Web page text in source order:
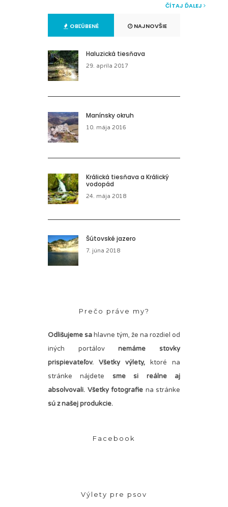
ČÍTAJ ĎALEJ
OBĽÚBENÉ NAJNOVŠIE
Haluzická tiesňava
29. apríla 2017
Manínsky okruh
10. mája 2016
Králická tiesňava a Králický
vodopád
24. mája 2018
Šútovské jazero
7. júna 2018
Prečo práve my?
Odlišujeme sa hlavne tým, že na rozdiel od
iných portálovnemáme stovky
prispievateľov. Všetky výlety, ktoré na
stránke nájdete sme si reálne aj
absolvovali. Všetky fotografie na stránke
sú z našej produkcie.
Facebook
Výlety pre psov